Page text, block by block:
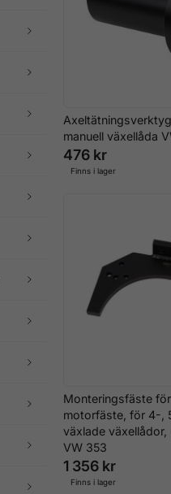
manuell växellåda
476 kr
Finns i lager
Monteringsfäste
motorfäste, för 4-,
växlade växellådor,
VW 353
1 356 kr
Finns i lager